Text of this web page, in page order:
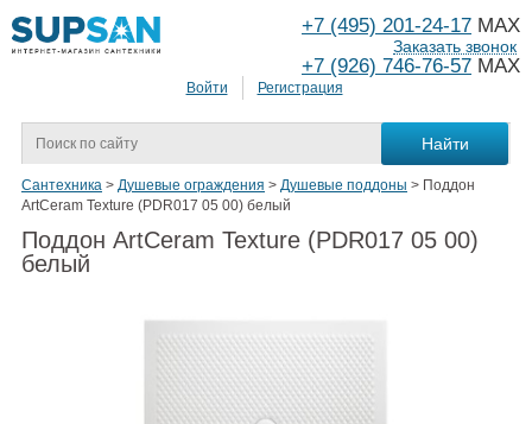
Войти Регистрация
+7 (495) 201-24-17 MAX
+7 (926) 746-76-57 MAX
Заказать звонок
Сантехника > Душевые ограждения > Душевые поддоны > Поддон
ArtCeram Texture (PDR017 05 00) белый
Поддон ArtCeram Texture (PDR017 05 00)
белый